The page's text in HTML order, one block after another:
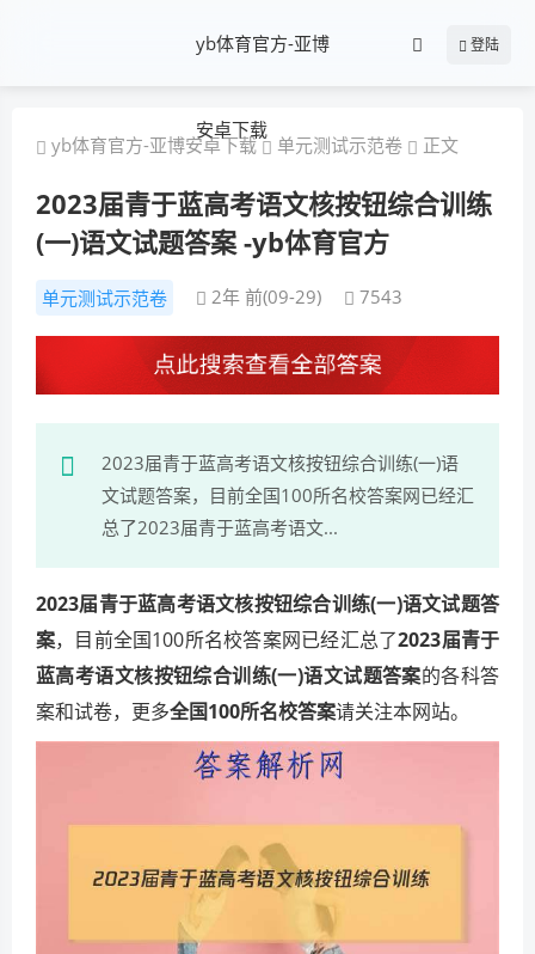
yb体育官方-亚博
安卓下载
登陆
yb体育官方-亚博安卓下载 单元测试示范卷 正文
2023届青于蓝高考语文核按钮综合训练
(一)语文试题答案 -yb体育官方
单元测试示范卷 2年 前(09-29) 7543
2023届青于蓝高考语文核按钮综合训练(一)语
文试题答案，目前全国100所名校答案网已经汇
总了2023届青于蓝高考语文...
2023届青于蓝高考语文核按钮综合训练(一)语文试题答
案，目前全国100所名校答案网已经汇总了2023届青于
蓝高考语文核按钮综合训练(一)语文试题答案的各科答
案和试卷，更多全国100所名校答案请关注本网站。